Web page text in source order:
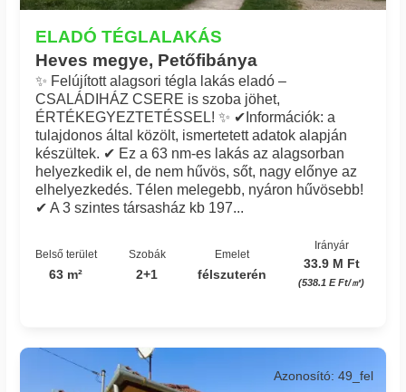
ELADÓ TÉGLALAKÁS
Heves megye, Petőfibánya
✨ Felújított alagsori tégla lakás eladó –
CSALÁDIHÁZ CSERE is szoba jöhet,
ÉRTÉKEGYEZTETÉSSEL! ✨ ✔Információk: a
tulajdonos által közölt, ismertetett adatok alapján
készültek. ✔ Ez a 63 nm-es lakás az alagsorban
helyezkedik el, de nem hűvös, sőt, nagy előnye az
elhelyezkedés. Télen melegebb, nyáron hűvösebb!
✔ A 3 szintes társasház kb 197...
Belső terület
63 m²
Szobák
2+1
Emelet
félszuterén
Irányár
33.9 M Ft
(538.1 E Ft/㎡)
Azonosító: 49_fel